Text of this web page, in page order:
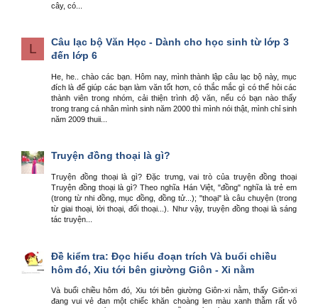
cây, có...
L
Câu lạc bộ Văn Học - Dành cho học sinh từ lớp 3
đến lớp 6
He, he.. chào các bạn. Hôm nay, mình thành lập câu lạc bộ này, mục
đích là để giúp các bạn làm văn tốt hơn, có thắc mắc gì có thể hỏi các
thành viên trong nhóm, cải thiện trình độ văn, nếu có bạn nào thấy
trong trang cá nhân mình sinh năm 2000 thì mình nói thật, mình chỉ sinh
năm 2009 thuii...
Truyện đồng thoại là gì?
Truyện đồng thoại là gì? Đặc trưng, vai trò của truyện đồng thoại
Truyện đồng thoại là gì? Theo nghĩa Hán Việt, "đồng" nghĩa là trẻ em
(trong từ nhi đồng, mục đồng, đồng tử...); "thoại" là câu chuyện (trong
từ giai thoại, lời thoại, đối thoại...). Như vậy, truyện đồng thoại là sáng
tác truyện...
Đề kiểm tra: Đọc hiểu đoạn trích Và buổi chiều
hôm đó, Xiu tới bên giường Giôn - Xi nằm
Và buổi chiều hôm đó, Xiu tới bên giường Giôn-xi nằm, thấy Giôn-xi
đang vui vẻ đan một chiếc khăn choàng len màu xanh thẫm rất vô